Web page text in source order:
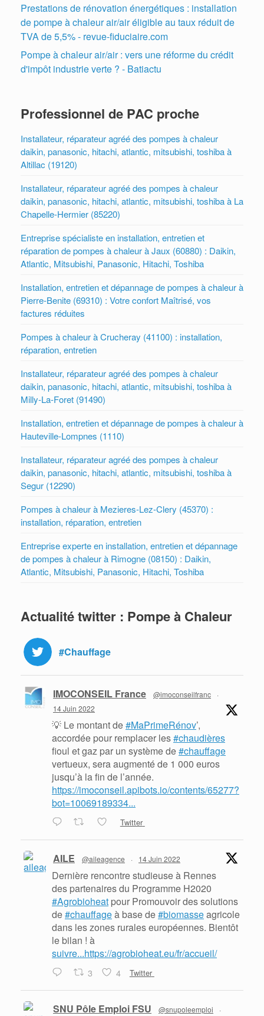
Prestations de rénovation énergétiques : installation
de pompe à chaleur air/air éligible au taux réduit de
TVA de 5,5% - revue-fiduciaire.com
Pompe à chaleur air/air : vers une réforme du crédit
d'impôt industrie verte ? - Batiactu
Professionnel de PAC proche
Installateur, réparateur agréé des pompes à chaleur
daikin, panasonic, hitachi, atlantic, mitsubishi, toshiba à
Altillac (19120)
Installateur, réparateur agréé des pompes à chaleur
daikin, panasonic, hitachi, atlantic, mitsubishi, toshiba à La
Chapelle-Hermier (85220)
Entreprise spécialiste en installation, entretien et
réparation de pompes à chaleur à Jaux (60880) : Daikin,
Atlantic, Mitsubishi, Panasonic, Hitachi, Toshiba
Installation, entretien et dépannage de pompes à chaleur à
Pierre-Benite (69310) : Votre confort Maîtrisé, vos
factures réduites
Pompes à chaleur à Crucheray (41100) : installation,
réparation, entretien
Installateur, réparateur agréé des pompes à chaleur
daikin, panasonic, hitachi, atlantic, mitsubishi, toshiba à
Milly-La-Foret (91490)
Installation, entretien et dépannage de pompes à chaleur à
Hauteville-Lompnes (1110)
Installateur, réparateur agréé des pompes à chaleur
daikin, panasonic, hitachi, atlantic, mitsubishi, toshiba à
Segur (12290)
Pompes à chaleur à Mezieres-Lez-Clery (45370) :
installation, réparation, entretien
Entreprise experte en installation, entretien et dépannage
de pompes à chaleur à Rimogne (08150) : Daikin,
Atlantic, Mitsubishi, Panasonic, Hitachi, Toshiba
Actualité twitter : Pompe à Chaleur
#Chauffage
IMOCONSEIL France @imoconseilfranc
·
14 Juin 2022
💡 Le montant de#MaPrimeRénov’,
accordée pour remplacer les#chaudières
fioul et gaz par un système de#chauffage
vertueux, sera augmenté de 1 000 euros
jusqu’à la fin de l’année.
https://imoconseil.apibots.io/contents/65277?
bot=10069189334...
Twitter
AILE @aileagence · 14 Juin 2022
Dernière rencontre studieuse à Rennes
des partenaires du Programme H2020
#Agrobioheat pour Promouvoir des solutions
de#chauffageà base de#biomasseagricole
dans les zones rurales européennes. Bientôt
le bilan ! à
suivre...https://agrobioheat.eu/fr/accueil/
3 4 Twitter
SNU Pôle Emploi FSU @snupoleemploi
·